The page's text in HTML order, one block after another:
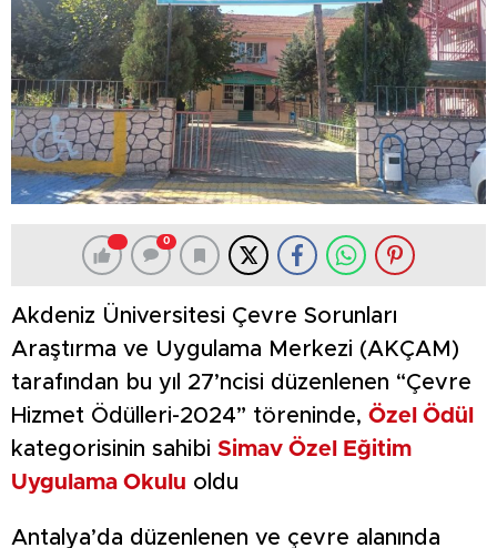
0
Akdeniz Üniversitesi Çevre Sorunları
Araştırma ve Uygulama Merkezi (AKÇAM)
tarafından bu yıl 27’ncisi düzenlenen “Çevre
Hizmet Ödülleri-2024” töreninde, Özel Ödül
kategorisinin sahibi Simav Özel Eğitim
Uygulama Okulu oldu
Antalya’da düzenlenen ve çevre alanında